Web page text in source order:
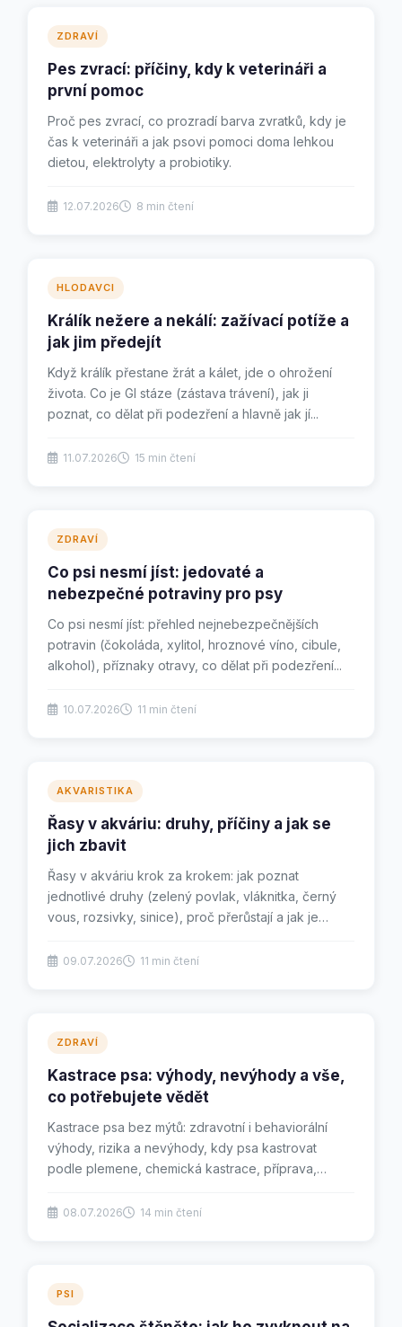
ZDRAVÍ
Pes zvrací: příčiny, kdy k veterináři a
první pomoc
Proč pes zvrací, co prozradí barva zvratků, kdy je
čas k veterináři a jak psovi pomoci doma lehkou
dietou, elektrolyty a probiotiky.
12.07.2026 8 min čtení
HLODAVCI
Králík nežere a nekálí: zažívací potíže a
jak jim předejít
Když králík přestane žrát a kálet, jde o ohrožení
života. Co je GI stáze (zástava trávení), jak ji
poznat, co dělat při podezření a hlavně jak jí...
11.07.2026 15 min čtení
ZDRAVÍ
Co psi nesmí jíst: jedovaté a
nebezpečné potraviny pro psy
Co psi nesmí jíst: přehled nejnebezpečnějších
potravin (čokoláda, xylitol, hroznové víno, cibule,
alkohol), příznaky otravy, co dělat při podezření...
10.07.2026 11 min čtení
AKVARISTIKA
Řasy v akváriu: druhy, příčiny a jak se
jich zbavit
Řasy v akváriu krok za krokem: jak poznat
jednotlivé druhy (zelený povlak, vláknitka, černý
vous, rozsivky, sinice), proč přerůstají a jak je
09.07.2026 11 min čtení
ZDRAVÍ
Kastrace psa: výhody, nevýhody a vše,
co potřebujete vědět
Kastrace psa bez mýtů: zdravotní i behaviorální
výhody, rizika a nevýhody, kdy psa kastrovat
podle plemene, chemická kastrace, příprava,
08.07.2026 14 min čtení
PSI